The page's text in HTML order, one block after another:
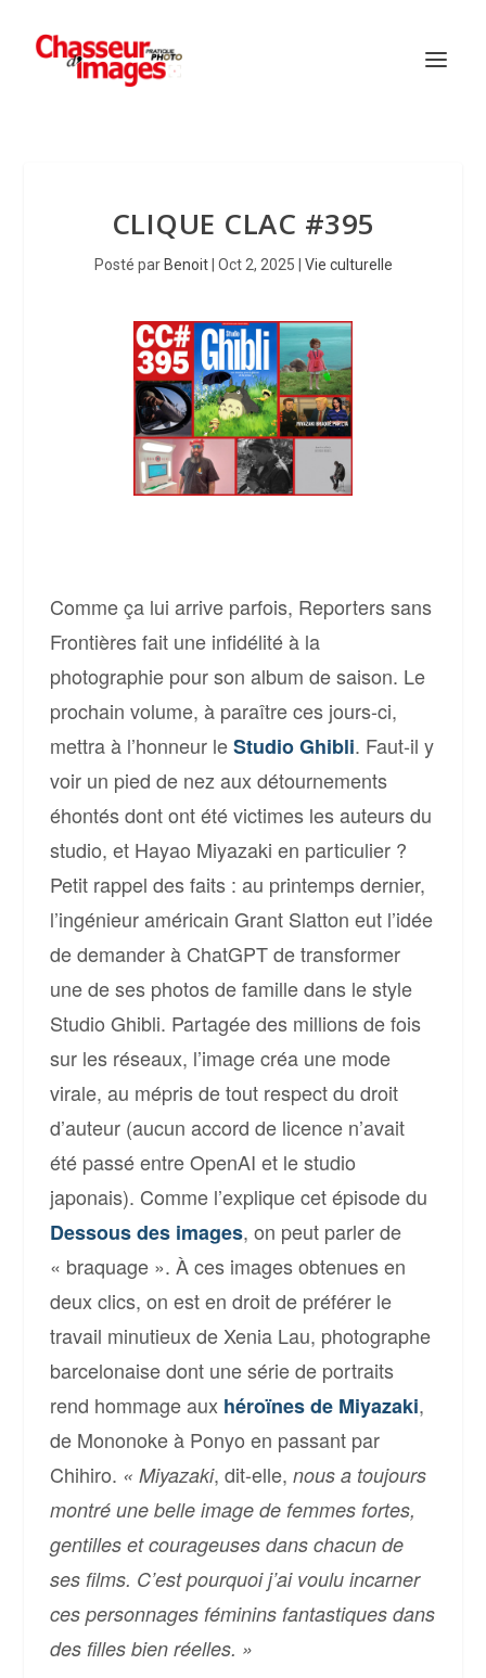
CLIQUE CLAC #395
Posté par Benoit| Oct 2, 2025 Vie culturelle
Comme ça lui arrive parfois, Reporters sans
Frontières fait une infidélité à la
photographie pour son album de saison. Le
prochain volume, à paraître ces jours-ci,
mettra à l’honneur le Studio Ghibli. Faut-il y
voir un pied de nez aux détournements
éhontés dont ont été victimes les auteurs du
studio, et Hayao Miyazaki en particulier ?
Petit rappel des faits : au printemps dernier,
l’ingénieur américain Grant Slatton eut l’idée
de demander à ChatGPT de transformer
une de ses photos de famille dans le style
Studio Ghibli. Partagée des millions de fois
sur les réseaux, l’image créa une mode
virale, au mépris de tout respect du droit
d’auteur (aucun accord de licence n’avait
été passé entre OpenAI et le studio
japonais). Comme l’explique cet épisode du
Dessous des images, on peut parler de
« braquage ». À ces images obtenues en
deux clics, on est en droit de préférer le
travail minutieux de Xenia Lau, photographe
barcelonaise dont une série de portraits
rend hommage aux héroïnes de Miyazaki,
de Mononoke à Ponyo en passant par
Chihiro. « Miyazaki, dit-elle, nous a toujours
montré une belle image de femmes fortes,
gentilles et courageuses dans chacun de
ses films. C’est pourquoi j’ai voulu incarner
ces personnages féminins fantastiques dans
des filles bien réelles. »